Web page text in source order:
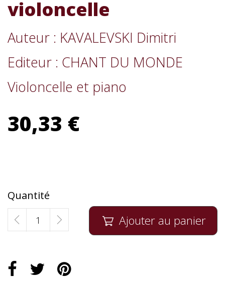
violoncelle
Auteur : KAVALEVSKI Dimitri
Editeur : CHANT DU MONDE
Violoncelle et piano
30,33 €
Quantité
 Ajouter au panier